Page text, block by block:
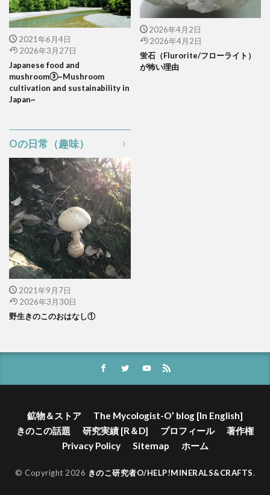
2021年6月4日
2026年3月27日
Japanese food and
mushroom③~Mushroom
cultivation and sustainability in
Japan~
2026年4月2日
2026年4月2日
蛍石（Flurorite/フローライト）
が怖い理由
Oの日常（趣味）
2021年9月7日
2026年3月30日
野生きのこのおはなし①
鉱物＆ストア
The Mycologist-O’ blog [In English]
きのこの話題
研究実績 [R＆D] プロフィール
著作権
Privacy Policy
Sitemap ホーム
© Copyright 2026 きのこ研究者O/HELP!MINERALS&CRAFTS.